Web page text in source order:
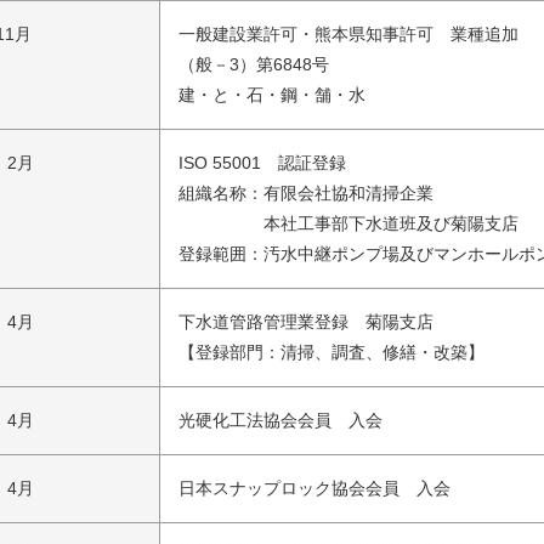
月
一般建設業許可・熊本県知事許可 業種追加
（般－3）第6848号
建・と・石・鋼・舗・水
月
ISO 55001 認証登録
組織名称：有限会社協和清掃企業
本社工事部下水道班及び菊陽支店
登録範囲：汚水中継ポンプ場及びマンホールポ
月
下水道管路管理業登録 菊陽支店
【登録部門：清掃、調査、修繕・改築】
月 光硬化工法協会会員 入会
月 日本スナップロック協会会員 入会